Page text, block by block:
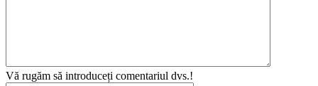
Vă rugăm să introduceți comentariul dvs.!